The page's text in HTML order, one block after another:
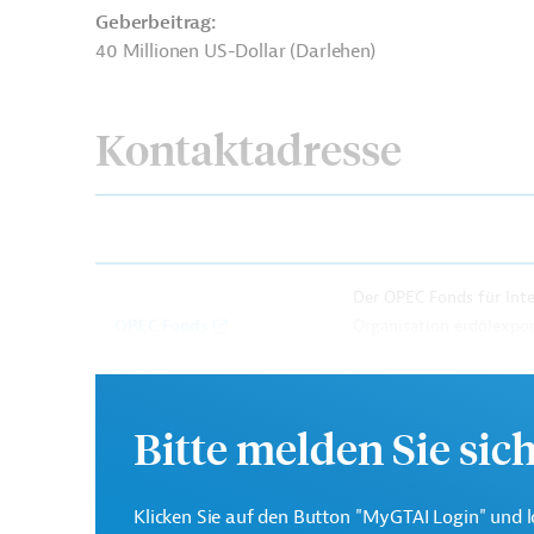
Geberbeitrag:
40 Millionen US-Dollar (Darlehen)
Kontaktadresse
Lesotho Straßenverkehr Luftverkehr,
Baunebengewerbe
Handel und Vertrieb,
Bitte melden Sie
Klicken Sie auf den Button "MyGTAI Login" und